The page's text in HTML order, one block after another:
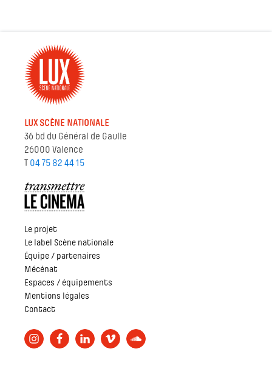
LUX SCÈNE NATIONALE
36 bd du Général de Gaulle
26000 Valence
T 04 75 82 44 15
Le projet
Le label Scène nationale
Équipe / partenaires
Mécénat
Espaces / équipements
Mentions légales
Contact